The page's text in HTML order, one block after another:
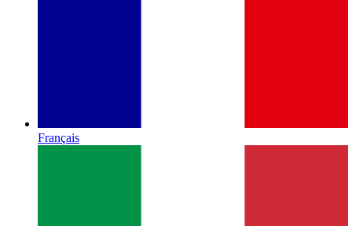
Français